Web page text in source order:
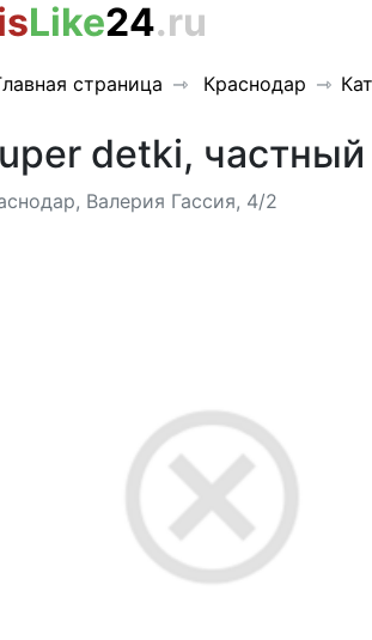
Like24.ru
страница Краснодар
detki,
Валерия Гассия, 4/2